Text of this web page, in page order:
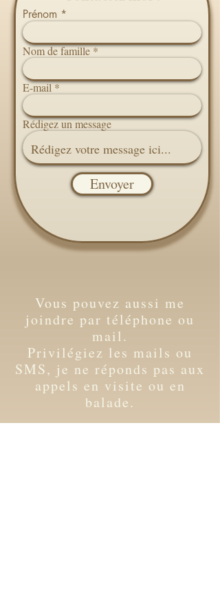
Prénom
Nom de famille
E-mail
Rédigez un message
Envoyer
Vous pouvez aussi me
joindre par téléphone ou
mail.
Privilégiez les mails ou
SMS, je ne réponds pas aux
appels en visite ou en
balade.